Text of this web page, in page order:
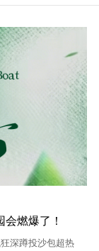
燃爆了！
深蹲投沙包超热